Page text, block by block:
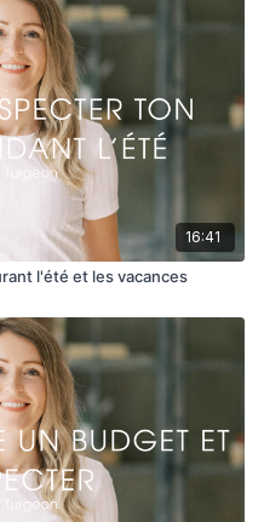
16:41
l'été et les vacances